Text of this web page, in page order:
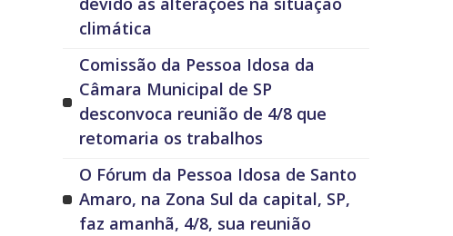
climática
Comissão da Pessoa Idosa da
Câmara Municipal de SP
desconvoca reunião de 4/8 que
retomaria os trabalhos
O Fórum da Pessoa Idosa de Santo
Amaro, na Zona Sul da capital, SP,
faz amanhã, 4/8, sua reunião